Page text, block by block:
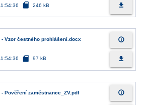
sd_card 246 kB file_download
Vzor čestného prohlášení.docx
sd_card 97 kB
info_outline
file_download
Pověření zaměstnance_ZV.pdf info_outline